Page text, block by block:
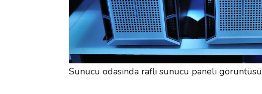
Sunucu odasinda rafli sunucu paneli görüntüsü